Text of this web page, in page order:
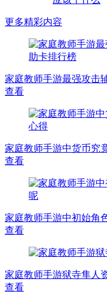
更多精彩内容
家庭教师手游最强攻击
查看
家庭教师手游中货币究
查看
家庭教师手游中初始角
查看
家庭教师手游狱寺隼人
查看